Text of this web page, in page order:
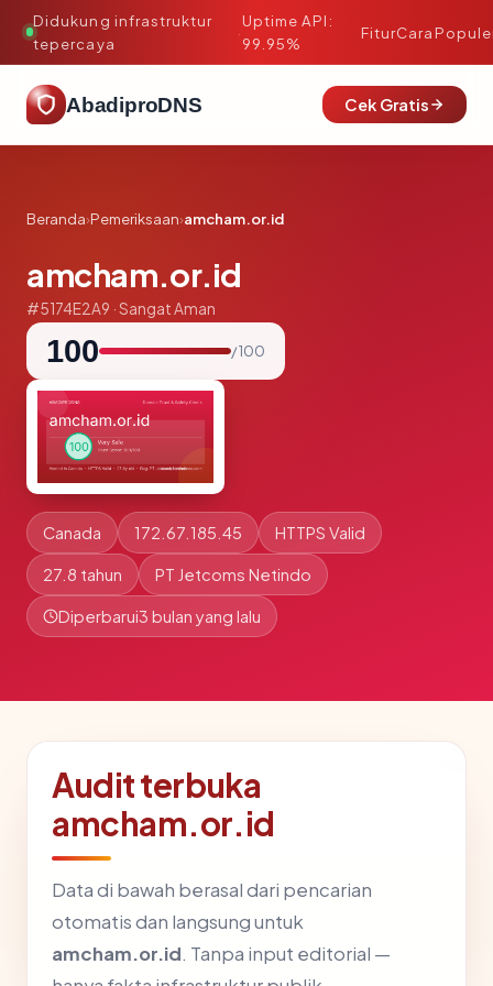
Didukung infrastruktur
tepercaya
·
Uptime API:
99.95%
FiturCara
AbadiproDNS Cek Gratis
Beranda›Pemeriksaan›amcham.or.id
amcham.or.id
#5174E2A9 · Sangat Aman
100 / 100
Canada 172.67.185.45 HTTPS Valid
27.8 tahun PT Jetcoms Netindo
Diperbarui3 bulan yang lalu
Audit terbuka
amcham.or.id
Data di bawah berasal dari pencarian
otomatis dan langsung untuk
amcham.or.id. Tanpa input editorial —